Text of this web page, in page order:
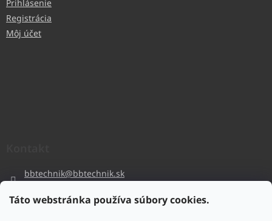
Táto webstránka používa súbory cookies.
Prihlásenie
Registrácia
Môj účet
bbtechnik@bbtechnik.sk